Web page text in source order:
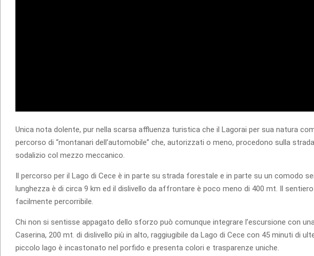
Unica nota dolente, pur nella scarsa affluenza turistica che il Lagorai per sua natura
percorso di “montanari dell’automobile” che, autorizzati o meno, procedono sulla
sodalizio col mezzo meccanico.
Il percorso per il Lago di Cece è in parte su strada forestale e in parte su un comodo
lunghezza è di circa 9 km ed il dislivello da affrontare è poco meno di 400 mt. Il
facilmente percorribile.
Chi non si sentisse appagato dello sforzo può comunque integrare l’escursione con
Caserina, 200 mt. di dislivello più in alto, raggiugibile da Lago di Cece con 45 minuti di
piccolo lago è incastonato nel porfido e presenta colori e trasparenze uniche.